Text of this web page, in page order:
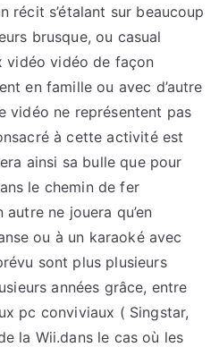
récit s’étalant sur beaucoup
brusque, ou casual
vidéo vidéo de façon
en famille ou avec d’autre
vidéo ne représentent pas
à cette activité est
ainsi sa bulle que pour
le chemin de fer
ne jouera qu’en
ou à un karaoké avec
sont plus plusieurs
années grâce, entre
pc conviviaux ( Singstar,
la Wii.dans le cas où les